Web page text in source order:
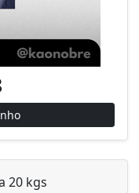
20 kgs